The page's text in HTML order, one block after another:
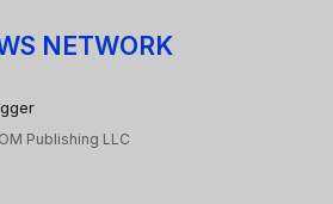
NETWORK
Publishing LLC